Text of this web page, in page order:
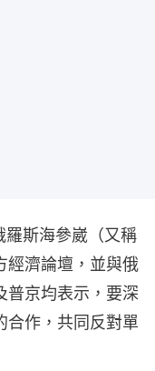
羅斯海參崴（又稱
經濟論壇，並與俄
普京均表示，要深
合作，共同反對單